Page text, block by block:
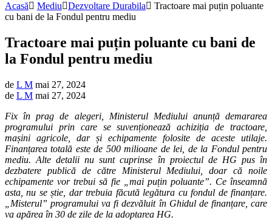
Acasă Mediu Dezvoltare Durabila
Tractoare mai puțin poluante
cu bani de la Fondul pentru mediu
Tractoare mai puțin poluante cu bani de
la Fondul pentru mediu
de L M mai 27, 2024
de L M mai 27, 2024
Fix în prag de alegeri, Ministerul Mediului anunță demararea
programului prin care se suvenționează achiziția de tractoare,
mașini agricole, dar și echipamente folosite de aceste utilaje.
Finanțarea totală este de 500 milioane de lei, de la Fondul pentru
mediu. Alte detalii nu sunt cuprinse în proiectul de HG pus în
dezbatere publică de către Ministerul Mediului, doar că noile
echipamente vor trebui să fie „mai puțin poluante”. Ce înseamnă
asta, nu se știe, dar trebuia făcută legătura cu fondul de finanțare.
„Misterul” programului va fi dezvăluit în Ghidul de finanțare, care
va apărea în 30 de zile de la adoptarea HG.